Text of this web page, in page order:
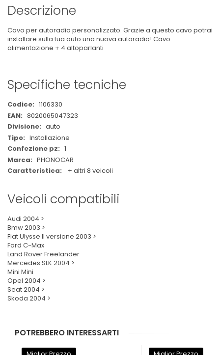
Descrizione
Cavo per autoradio personalizzato. Grazie a questo cavo potrai
installare sulla tua auto una nuova autoradio! Cavo
alimentazione + 4 altoparlanti
Specifiche tecniche
Maggiori
Informazioni
1106330
8020065047323
auto
Installazione
1
PHONOCAR
+ altri 8 veicoli
Veicoli compatibili
Audi 2004 >
Bmw 2003 >
Fiat Ulysse II versione 2003 >
Ford C-Max
Land Rover Freelander
Mercedes SLK 2004 >
Mini Mini
Opel 2004 >
Seat 2004 >
Skoda 2004 >
POTREBBERO INTERESSARTI